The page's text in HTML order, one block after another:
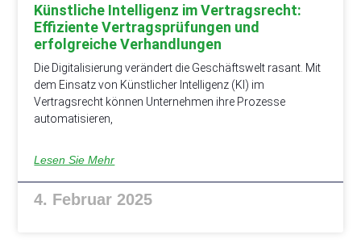
Künstliche Intelligenz im Vertragsrecht:
Effiziente Vertragsprüfungen und
erfolgreiche Verhandlungen
Die Digitalisierung verändert die Geschäftswelt rasant. Mit
dem Einsatz von Künstlicher Intelligenz (KI) im
Vertragsrecht können Unternehmen ihre Prozesse
automatisieren,
Lesen Sie Mehr
4. Februar 2025